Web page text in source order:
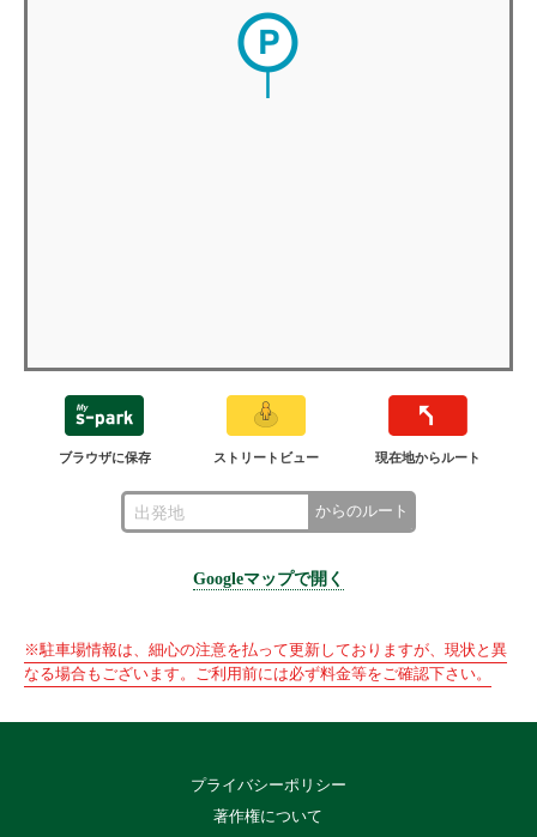
ブラウザに保存 ストリートビュー 現在地からルート
からのルート
Googleマップで開く
※駐車場情報は、細心の注意を払って更新しておりますが、現状と異
なる場合もございます。ご利用前には必ず料金等をご確認下さい。
プライバシーポリシー
著作権について